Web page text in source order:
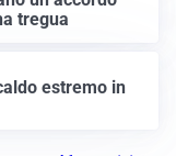
tregua
estremo in